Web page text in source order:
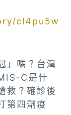
cl4pu5w
」嗎？台灣
C是什
救？確診後
第四劑疫